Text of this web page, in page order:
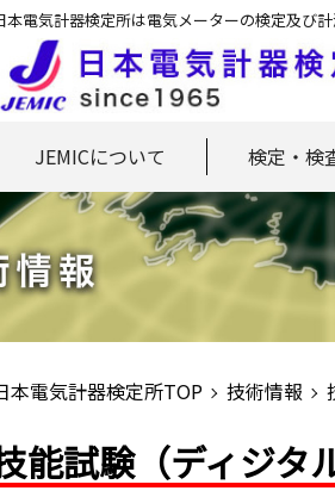
本電気計器検定所は電気メーターの検定及び
JEMICについて 検定・検
本電気計器検定所TOP 技術情報
能試験（ディジタ